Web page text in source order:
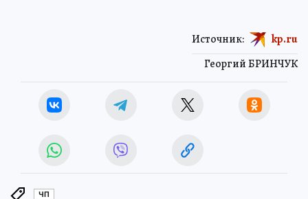
Георгий БРИНЧУК
Источник: kp.ru
ЧП